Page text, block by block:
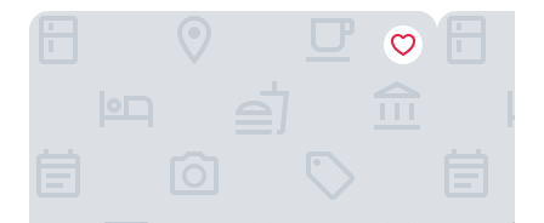
adultos.
Seranova Luxury Hotel - Adults Only RVHotels